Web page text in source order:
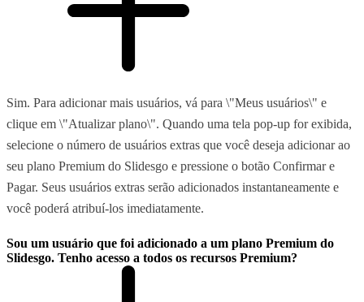
Sim. Para adicionar mais usuários, vá para \"Meus usuários\" e
clique em \"Atualizar plano\". Quando uma tela pop-up for exibida,
selecione o número de usuários extras que você deseja adicionar ao
seu plano Premium do Slidesgo e pressione o botão Confirmar e
Pagar. Seus usuários extras serão adicionados instantaneamente e
você poderá atribuí-los imediatamente.
Sou um usuário que foi adicionado a um plano Premium do
Slidesgo. Tenho acesso a todos os recursos Premium?